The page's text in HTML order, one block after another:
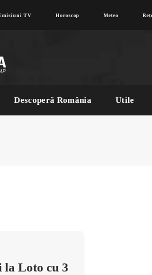
TV Horoscop Meteo
Descoperă România Utile
la Loto cu 3